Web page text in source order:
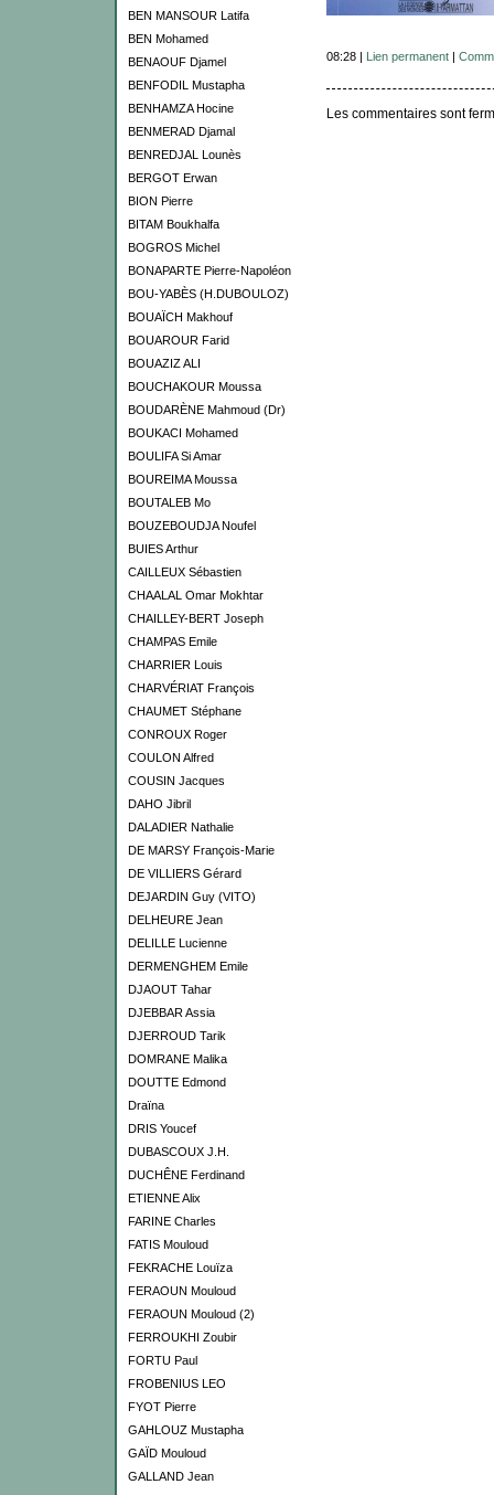
BEN MANSOUR Latifa
BEN Mohamed
BENAOUF Djamel
BENFODIL Mustapha
BENHAMZA Hocine
BENMERAD Djamal
BENREDJAL Lounès
BERGOT Erwan
BION Pierre
BITAM Boukhalfa
BOGROS Michel
BONAPARTE Pierre-Napoléon
BOU-YABÈS (H.DUBOULOZ)
BOUAÏCH Makhouf
BOUAROUR Farid
BOUAZIZ ALI
BOUCHAKOUR Moussa
BOUDARÈNE Mahmoud (Dr)
BOUKACI Mohamed
BOULIFA Si Amar
BOUREIMA Moussa
BOUTALEB Mo
BOUZEBOUDJA Noufel
BUIES Arthur
CAILLEUX Sébastien
CHAALAL Omar Mokhtar
CHAILLEY-BERT Joseph
CHAMPAS Emile
CHARRIER Louis
CHARVÉRIAT François
CHAUMET Stéphane
CONROUX Roger
COULON Alfred
COUSIN Jacques
DAHO Jibril
DALADIER Nathalie
DE MARSY François-Marie
DE VILLIERS Gérard
DEJARDIN Guy (VITO)
DELHEURE Jean
DELILLE Lucienne
DERMENGHEM Emile
DJAOUT Tahar
DJEBBAR Assia
DJERROUD Tarik
DOMRANE Malika
DOUTTE Edmond
Draïna
DRIS Youcef
DUBASCOUX J.H.
DUCHÊNE Ferdinand
ETIENNE Alix
FARINE Charles
FATIS Mouloud
FEKRACHE Louïza
FERAOUN Mouloud
FERAOUN Mouloud (2)
FERROUKHI Zoubir
FORTU Paul
FROBENIUS LEO
FYOT Pierre
GAHLOUZ Mustapha
GAÏD Mouloud
GALLAND Jean
08:28 | Lien permanent|
Les commentaires sont